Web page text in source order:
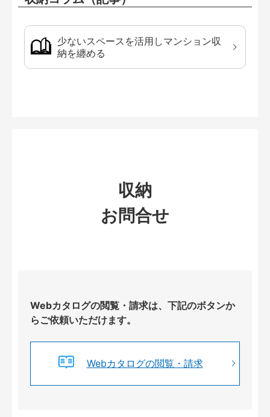
少ないスペースを活用しマンション収
納を纏める
収納
お問合せ
Webカタログの閲覧・請求は、下記のボタンか
らご依頼いただけます。
Webカタログの閲覧・請求